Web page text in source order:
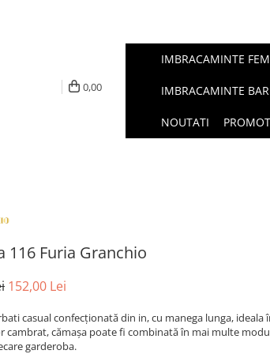
0,00
IMBRACAMINTE
IMBRACAMINTE
NOUTATI
116 Furia Granchio
152,00 Lei
casual confecționată din in, cu manega lunga, ideala
cambrat, cămașa poate fi combinată în mai multe
garderoba.